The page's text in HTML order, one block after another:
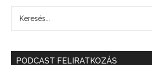
PODCAST FELIRATKOZÁS